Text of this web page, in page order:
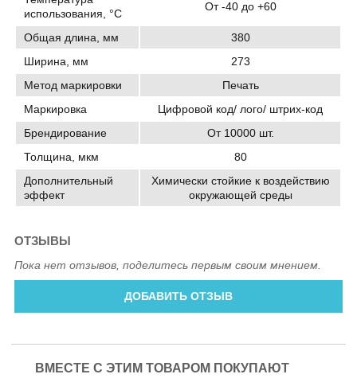
использования, °C
От -40 до +60
Общая длина, мм
380
Ширина, мм
273
Метод маркировки
Печать
Маркировка
Цифровой код/ лого/ штрих-код
Брендирование
От 10000 шт.
Толщина, мкм
80
Дополнительный
эффект
Химически стойкие к воздействию
окружающей среды
ОТЗЫВЫ
Пока нет отзывов, поделитесь первым своим мнением.
ДОБАВИТЬ ОТЗЫВ
ВМЕСТЕ С ЭТИМ ТОВАРОМ ПОКУПАЮТ